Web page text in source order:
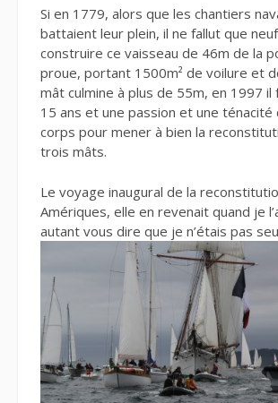
Si en 1779, alors que les chantiers
battaient leur plein, il ne fallut que
construire ce vaisseau de 46m de la
proue, portant 1500m² de voilure et
mât culmine à plus de 55m, en 1997 il
15 ans et une passion et une ténacité
corps pour mener à bien la
trois mâts.
Le voyage inaugural de la
Amériques, elle en revenait quand je
autant vous dire que je n’étais pas